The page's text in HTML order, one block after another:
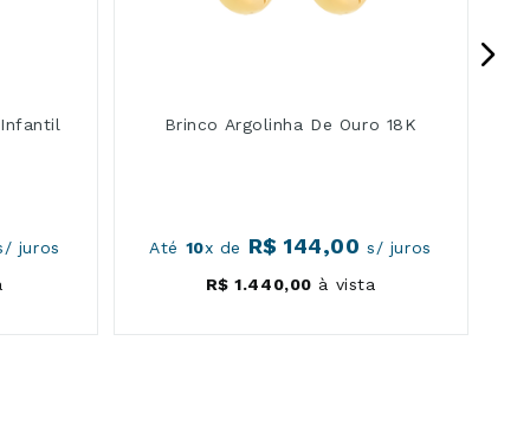
juros
Brinco Argolinha De Ouro 18K
Até 10x de R$ 144,00 s/ juros
R$ 1.440,00 à vista